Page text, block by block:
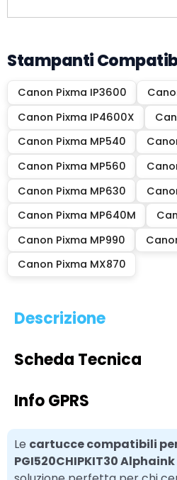
Stampanti
Canon Pixma IP3600
Canon Pixma IP4600X
Canon Pixma MP540
Canon Pixma MP560
Canon Pixma MP630
Canon Pixma MP640M
Canon Pixma MP990
Canon Pixma MX870
Descrizione
Scheda Tecnica
Info GPRS
Le cartucce compatibili per
PGI520CHIPKIT30 Alphaink